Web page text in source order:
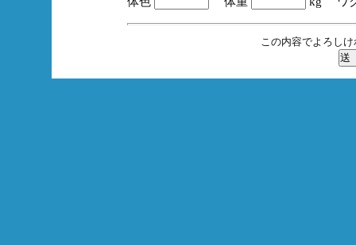
この内容でよろし